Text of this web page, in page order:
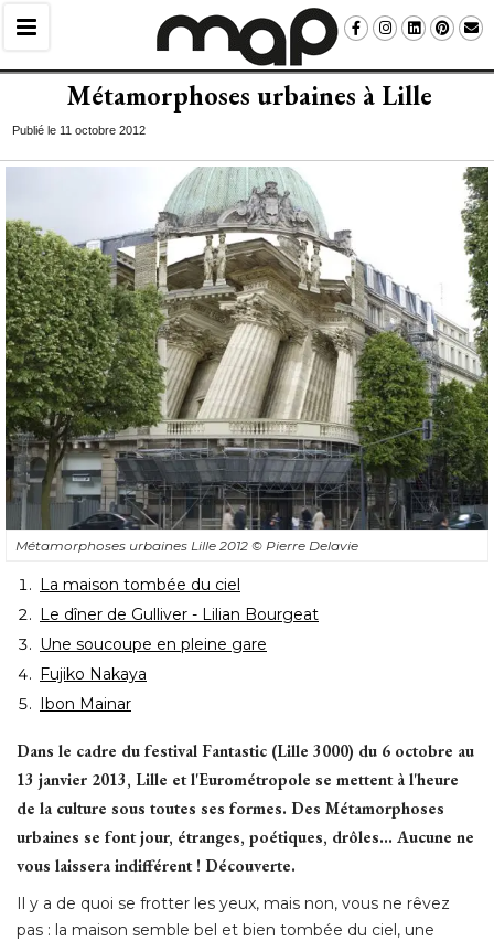
Métamorphoses urbaines à Lille
Publié le 11 octobre 2012
Métamorphoses urbaines Lille 2012 © Pierre Delavie
La maison tombée du ciel
Le dîner de Gulliver - Lilian Bourgeat
Une soucoupe en pleine gare
Fujiko Nakaya
Ibon Mainar
Dans le cadre du festival Fantastic (Lille 3000) du 6 octobre au
13 janvier 2013, Lille et l'Eurométropole se mettent à l'heure
de la culture sous toutes ses formes. Des Métamorphoses
urbaines se font jour, étranges, poétiques, drôles... Aucune ne
vous laissera indifférent ! Découverte.
Il y a de quoi se frotter les yeux, mais non, vous ne rêvez
pas : la maison semble bel et bien tombée du ciel, une